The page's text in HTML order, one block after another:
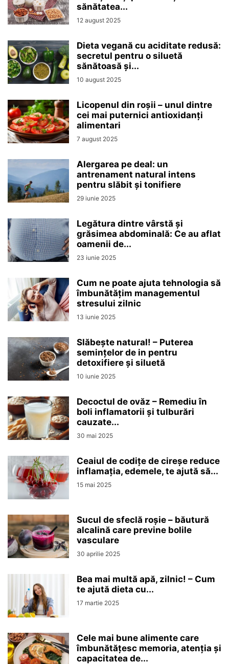
sănătatea...
12 august 2025
Dieta vegană cu aciditate redusă:
secretul pentru o siluetă
sănătoasă și...
10 august 2025
Licopenul din roșii – unul dintre
cei mai puternici antioxidanți
alimentari
7 august 2025
Alergarea pe deal: un
antrenament natural intens
pentru slăbit și tonifiere
29 iunie 2025
Legătura dintre vârstă și
grăsimea abdominală: Ce au aflat
oamenii de...
23 iunie 2025
Cum ne poate ajuta tehnologia să
îmbunătățim managementul
stresului zilnic
13 iunie 2025
Slăbește natural! – Puterea
semințelor de in pentru
detoxifiere și siluetă
10 iunie 2025
Decoctul de ovăz – Remediu în
boli inflamatorii și tulburări
cauzate...
30 mai 2025
Ceaiul de codițe de cireșe reduce
inflamația, edemele, te ajută să...
15 mai 2025
Sucul de sfeclă roșie – băutură
alcalină care previne bolile
vasculare
30 aprilie 2025
Bea mai multă apă, zilnic! – Cum
te ajută dieta cu...
17 martie 2025
Cele mai bune alimente care
îmbunătățesc memoria, atenția și
capacitatea de...